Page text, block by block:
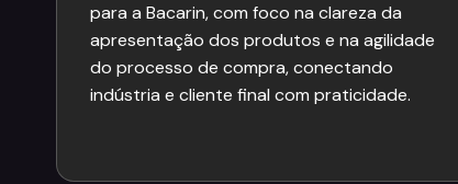
para a Bacarin, com foco na clareza da
apresentação dos produtos e na agilidade
do processo de compra, conectando
indústria e cliente final com praticidade.